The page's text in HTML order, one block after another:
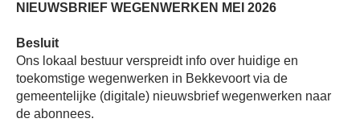
NIEUWSBRIEF WEGENWERKEN MEI 2026
Besluit
Ons lokaal bestuur verspreidt info over huidige en
toekomstige wegenwerken in Bekkevoort via de
gemeentelijke (digitale) nieuwsbrief wegenwerken naar
de abonnees.